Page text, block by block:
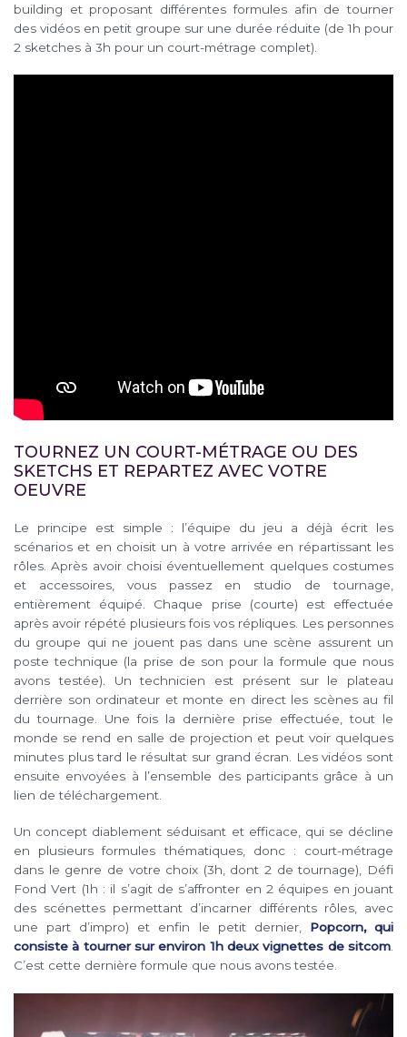
building et proposant différentes formules afin de tourner
des vidéos en petit groupe sur une durée réduite (de 1h pour
2 sketches à 3h pour un court-métrage complet).
TOURNEZ UN COURT-MÉTRAGE OU DES
SKETCHS ET REPARTEZ AVEC VOTRE
OEUVRE
Le principe est simple : l’équipe du jeu a déjà écrit les
scénarios et en choisit un à votre arrivée en répartissant les
rôles. Après avoir choisi éventuellement quelques costumes
et accessoires, vous passez en studio de tournage,
entièrement équipé. Chaque prise (courte) est effectuée
après avoir répété plusieurs fois vos répliques. Les personnes
du groupe qui ne jouent pas dans une scène assurent un
poste technique (la prise de son pour la formule que nous
avons testée). Un technicien est présent sur le plateau
derrière son ordinateur et monte en direct les scènes au fil
du tournage. Une fois la dernière prise effectuée, tout le
monde se rend en salle de projection et peut voir quelques
minutes plus tard le résultat sur grand écran. Les vidéos sont
ensuite envoyées à l’ensemble des participants grâce à un
lien de téléchargement.
Un concept diablement séduisant et efficace, qui se décline
en plusieurs formules thématiques, donc : court-métrage
dans le genre de votre choix (3h, dont 2 de tournage), Défi
Fond Vert (1h : il s’agit de s’affronter en 2 équipes en jouant
des scénettes permettant d’incarner différents rôles, avec
une part d’impro) et enfin le petit dernier, Popcorn, qui
consiste à tourner sur environ 1h deux vignettes de sitcom.
C’est cette dernière formule que nous avons testée.